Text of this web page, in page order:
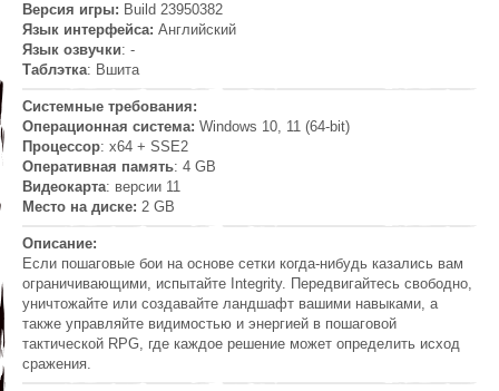
Версия игры: Build 23950382
Язык интерфейса: Английский
Язык озвучки: -
Таблэтка: Вшита
Системные требования:
Операционная система: Windows 10, 11 (64-bit)
Процессор: x64 + SSE2
Оперативная память: 4 GB
Видеокарта: версии 11
Место на диске: 2 GB
Описание:
Если пошаговые бои на основе сетки когда-нибудь казались вам
ограничивающими, испытайте Integrity. Передвигайтесь свободно,
уничтожайте или создавайте ландшафт вашими навыками, а
также управляйте видимостью и энергией в пошаговой
тактической RPG, где каждое решение может определить исход
сражения.